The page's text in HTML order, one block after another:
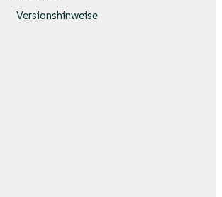
Versionshinweise